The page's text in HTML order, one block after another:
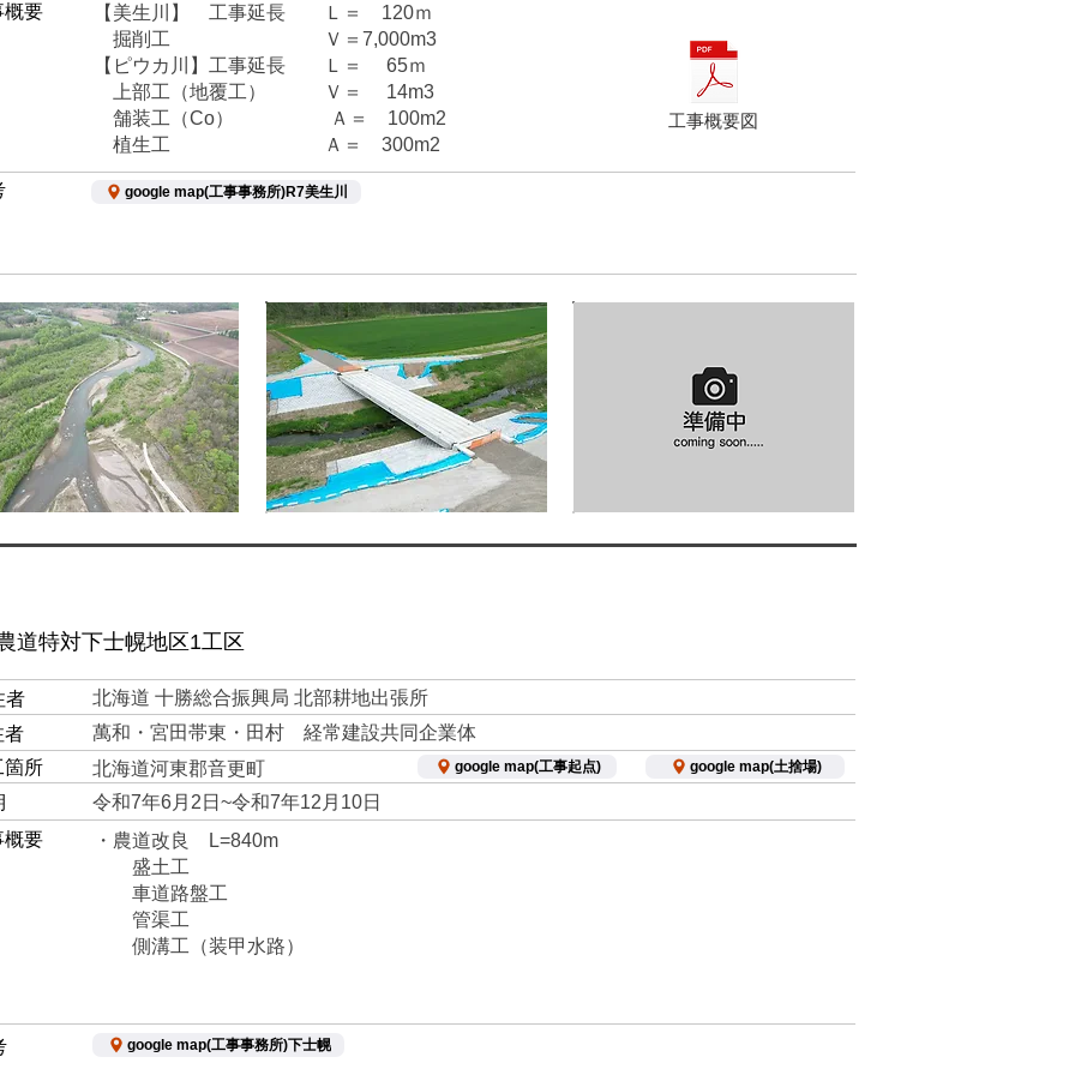
概要
【美生川】 工事延長 Ｌ＝ 120ｍ
掘削工 Ｖ＝7,000m3
【ピウカ川】工事延長 Ｌ＝ 65ｍ
上部工（地覆工） Ｖ＝ 14m3
舗装工（Co） Ａ＝ 100m2
植生工 Ａ＝ 300m2
工事概要図
google map(工事事務所)R7美生川
道特対下士幌地区1工区
者
者
箇所
概要
・農道改良 L=840m
盛土工
車道路盤工
管渠工
​ 側溝工（装甲水路）
北海道 十勝総合振興局 北部耕地出張所
萬和・宮田帯東・田村 経常建設共同企業体
令和7年6月2日~令和7年12月10日
google map(工事起点) google map(土捨場)
北海道河東郡音更町
google map(工事事務所)下士幌